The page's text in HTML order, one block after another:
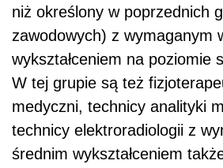
niż określony w poprzednich
zawodowych) z wymaganym
wykształceniem na poziomie
W tej grupie są też
medyczni, technicy analityki
technicy elektroradiologii z
średnim wykształceniem